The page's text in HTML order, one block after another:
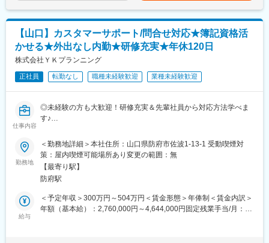
をメインにお任せいたします。また、県内企業向けのシステム開
発や大手ベンダーからの業務委託なども請け負っております。
■業務詳細：
・システム開発・保守業務
・システム運用・基盤管理業務
・その他システム付随業務
現在約20名のメンバーが在籍しています。（20代～50代）
業務に必要な知識技術の習得と社員の自己啓発を目的とし、会社
が承認した
資格について以下の支援を実施しています。（基本情報技術者試
験等）
受験料の負担（受験回数に制限あり）や資格取得褒賞金制度もご
ざいます。
【山口】カスタマーサポート/問合せ対応★簿記資格活
かせる★外出なし内勤★研修充実★年休120日
株式会社ＹＫプランニング
正社員 転勤なし 職種未経験歓迎 業種未経験歓迎
仕事内容
◎未経験の方も大歓迎！研修充実＆先輩社員から対応方法学べま
す♪
です
◎内勤でのお仕事！そのため出張や転勤はありません♪
■業務概要：
当社が手掛けるITクラウドツールbixid、財務維新を導入頂いたお
客様からの問合せに対応頂きます。ユーザー様のご不明点を解消
していくお仕事です。
勤務地
＜勤務地詳細＞本社住所：山口県防府市佐波1-13-1 受動喫煙対
策：屋内喫煙可能場所あり変更の範囲：無
【最寄り駅】
防府駅
給与
＜予定年収＞300万円～504万円＜賃金形態＞年俸制＜賃金内訳＞
年額（基本給）：2,760,000円～4,644,000円固定残業手当/月：